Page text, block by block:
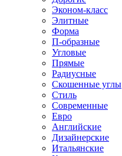
Эконом-класс
Элитные
Форма
П-образные
Угловые
Прямые
Радиусные
Скошенные углы
Стиль
Современные
Евро
Английские
Дизайнерские
Итальянские